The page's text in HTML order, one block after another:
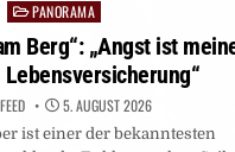
MEHR
MOTORBOOTFAHRER
ALS
SEGLER
/
CHARTERN
UND
PostedPANORAMA
Berg“: „Angst ist
5. AUGUST 2026
ist einer der bekanntesten